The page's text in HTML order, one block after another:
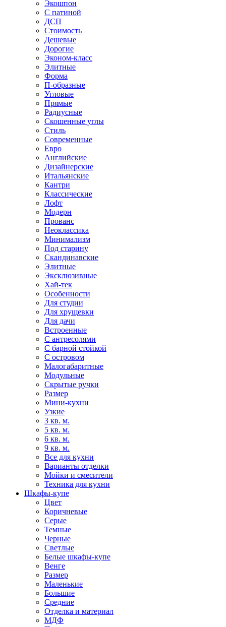
Экошпон
С патиной
ДСП
Стоимость
Дешевые
Дорогие
Эконом-класс
Элитные
Форма
П-образные
Угловые
Прямые
Радиусные
Скошенные углы
Стиль
Современные
Евро
Английские
Дизайнерские
Итальянские
Кантри
Классические
Лофт
Модерн
Прованс
Неоклассика
Минимализм
Под старину
Скандинавские
Элитные
Эксклюзивные
Хай-тек
Особенности
Для студии
Для хрущевки
Для дачи
Встроенные
С антресолями
С барной стойкой
С островом
Малогабаритные
Модульные
Скрытые ручки
Размер
Мини-кухни
Узкие
3 кв. м.
5 кв. м.
6 кв. м.
9 кв. м.
Все для кухни
Варианты отделки
Мойки и смесители
Техника для кухни
Шкафы-купе
Цвет
Коричневые
Серые
Темные
Черные
Светлые
Белые шкафы-купе
Венге
Размер
Маленькие
Большие
Средние
Отделка и материал
МДФ